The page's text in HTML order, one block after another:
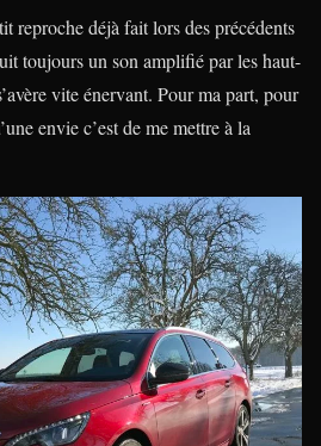
reproche déjà fait lors des précédents
toujours un son amplifié par les haut-
vite énervant. Pour ma part, pour
envie c’est de me mettre à la